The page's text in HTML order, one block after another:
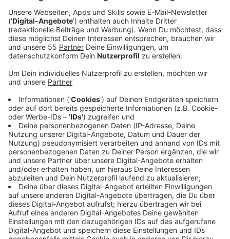
Veröffentlicht:Freitag, 19.09.2025 07:34
Anzeige
Drei Personen werden aktuell beschuldigt, heißt
es. Die drei stehen im Verdacht, zum einen Schafe und
Rinder ohne wirksame Betäubung geschlachtet und
das Fleisch illegal verkauft zu haben. Zum anderen
stehen jetzt auch Urkundenfälschung und mögliche
Steuerdelikte im Raum. Das Ganze kam durch die
Tierschutzorganisation "Team Tierschutz" ins Rollen.
Die Organisation hatte Fotos und Videos von Tieren
gemacht und veröffentlicht. Darauf waren Tiere zu
sehen, die teilweise brutal über den Boden geschliffen
wurden oder auch kopflos auf dem Boden lagen. Die
Polizei nimmt zudem auch weiter Zeugenaussagen
entgegen.